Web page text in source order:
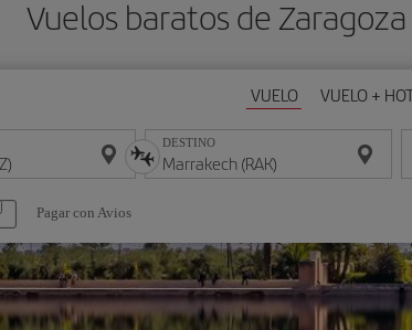
Vuelos baratos de
VUELO VUELO +
DESTINO
Pagar con Avios